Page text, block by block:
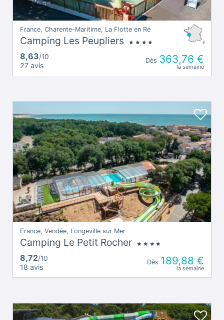
France, Charente-Maritime, La Flotte en Ré
Camping Les Peupliers
8,63/10
27 avis
Dès 363,76 €
la semaine
France, Vendée, Longeville sur Mer
Camping Le Petit Rocher
8,72/10
18 avis
Dès 189,88 €
la semaine